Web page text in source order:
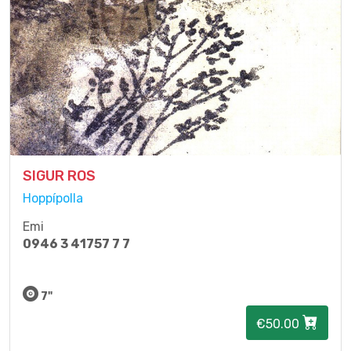
SIGUR ROS
Hoppípolla
Emi
0946 3 41757 7 7
7"
€50.00